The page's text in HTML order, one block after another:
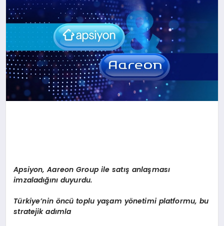
Apsiyon, Aareon Group ile satış anlaşması
imzaladığını duyurdu.
Türkiye’nin öncü toplu yaşam yönetimi platformu, bu
stratejik adımla